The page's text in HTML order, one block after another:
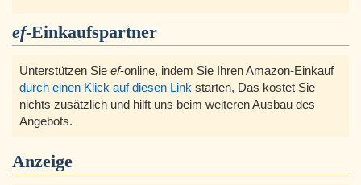
ef-Einkaufspartner
Unterstützen Sie ef-online, indem Sie Ihren Amazon-Einkauf
durch einen Klick auf diesen Link starten, Das kostet Sie
nichts zusätzlich und hilft uns beim weiteren Ausbau des
Angebots.
Anzeige